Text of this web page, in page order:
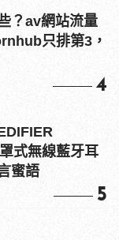
？av網站流量
只排第3，
4
式無線藍牙耳
蜜語
5